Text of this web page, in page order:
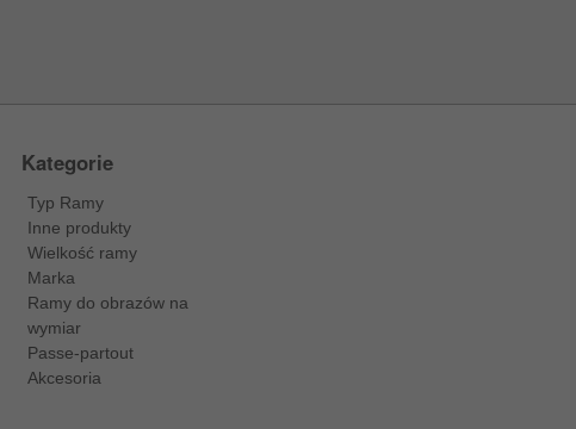
Kategorie
Typ Ramy
Inne produkty
Wielkość ramy
Marka
Ramy do obrazów na
wymiar
Passe-partout
Akcesoria